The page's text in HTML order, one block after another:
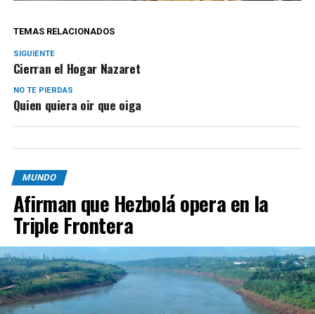
TEMAS RELACIONADOS
SIGUIENTE
Cierran el Hogar Nazaret
NO TE PIERDAS
Quien quiera oir que oiga
MUNDO
Afirman que Hezbolá opera en la
Triple Frontera